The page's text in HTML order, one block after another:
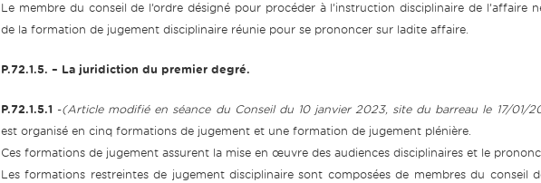
Le membre du conseil de l’ordre désigné pour procéder à l’instruction disciplinaire de l’affaire
de la formation de jugement disciplinaire réunie pour se prononcer sur ladite affaire.
P.72.1.5. – La juridiction du premier degré.
P.72.1.5.1 -(Article modifié en séance du Conseil du 10 janvier 2023, site du barreau le 17/01/
est organisé en cinq formations de jugement et une formation de jugement plénière.
Ces formations de jugement assurent la mise en œuvre des audiences disciplinaires et le
Les formations restreintes de jugement disciplinaire sont composées de membres du conseil